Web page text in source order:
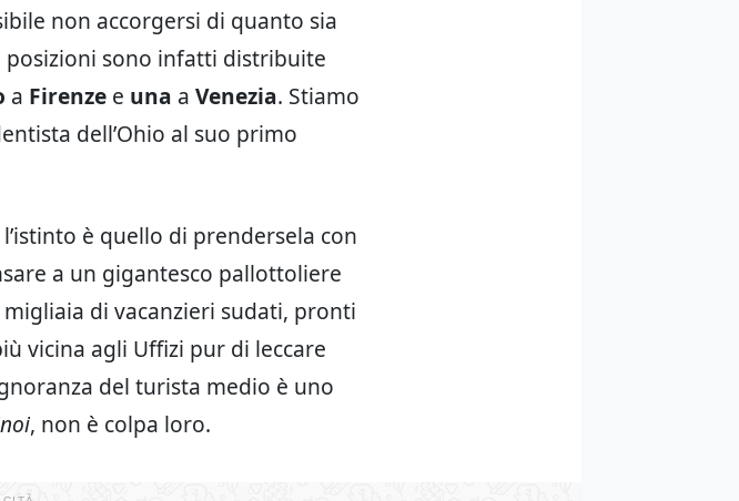
non accorgersi di quanto sia
sono infatti distribuite
a Firenze e una a Venezia. Stiamo
dell’Ohio al suo primo
è quello di prendersela con
a un gigantesco pallottoliere
di vacanzieri sudati, pronti
vicina agli Uffizi pur di leccare
del turista medio è uno
, non è colpa loro.